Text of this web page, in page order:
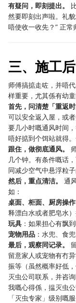
有疑问，即刻提出。
然要即刻出声啦。礼
唔使收一收先？” 正常
三、施工
师傅搞掂走咗，并唔
样重要，尤其係有幼童
首先，问清楚「重返时
可以安全返入屋，或
要几小时嘅通风时间
唔好掂到个饵站就得
跟住，做彻底通风。
几个钟。有条件嘅话
同减少空气中悬浮粒子
然后，重点清洁。
通
如：
桌面、柜面、厨房操
释漂白水或者肥皂水
玩具 ：如果担心有飘
宠物用品 ：水兜、食
最后，观察同记录。
留意家人或宠物有冇
振等（虽然概率好低
灭虫公司联系，并咨询
我嘅心得係，揾灭虫
「灭虫专家」级别嘅